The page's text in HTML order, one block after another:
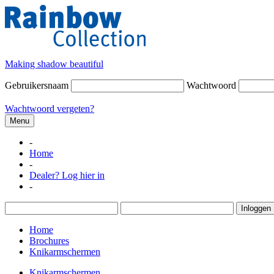
Making shadow beautiful
Gebruikersnaam Wachtwoord
Wachtwoord vergeten?
Menu
-
Home
-
Dealer? Log hier in
-
Inloggen
Home
Brochures
Knikarmschermen